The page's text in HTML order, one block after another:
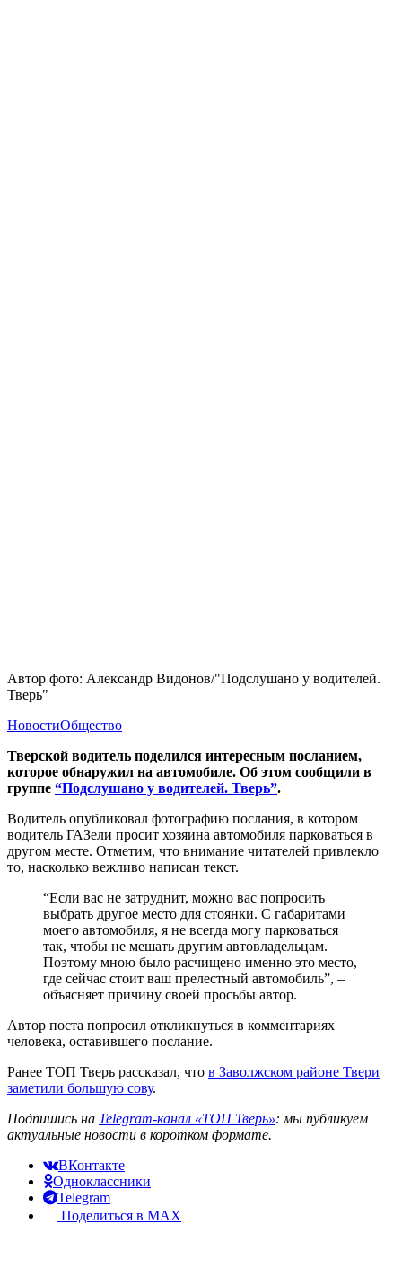
Автор фото: Александр Видонов/"Подслушано у водителей.
Тверь"
НовостиОбщество
Тверской водитель поделился интересным посланием,
которое обнаружил на автомобиле. Об этом сообщили в
группе “Подслушано у водителей. Тверь”.
Водитель опубликовал фотографию послания, в котором
водитель ГАЗели просит хозяина автомобиля парковаться в
другом месте. Отметим, что внимание читателей привлекло
то, насколько вежливо написан текст.
“Если вас не затруднит, можно вас попросить
выбрать другое место для стоянки. С габаритами
моего автомобиля, я не всегда могу парковаться
так, чтобы не мешать другим автовладельцам.
Поэтому мною было расчищено именно это место,
где сейчас стоит ваш прелестный автомобиль”, –
объясняет причину своей просьбы автор.
Автор поста попросил откликнуться в комментариях
человека, оставившего послание.
Ранее ТОП Тверь рассказал, что в Заволжском районе Твери
заметили большую сову.
Подпишись на Telegram-канал «ТОП Тверь»: мы публикуем
актуальные новости в коротком формате.
ВКонтакте
Одноклассники
Telegram
Поделиться в MAX